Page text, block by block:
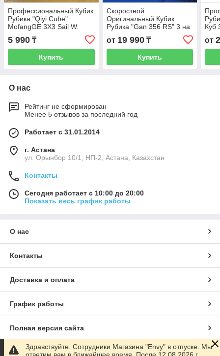
Профессиональный Кубик
Рубика "Qiyi Cube"
MofangGE 3X3 Sail W.
Черный пластик. Куб 3 на
3. Головоломка.
5 990 ₸
Купить
Скоростной
Оригинальный Кубик
Рубика "Gan 356 RS" 3 на
Профессиональный куб
3*3*3. Пазл.
от 19 990₸
Купить
Куб
от
О нас
Рейтинг не сформирован
Менее 5 отзывов за последний год
Работает с 31.01.2014
г. Астана
ул. Орынбор 10/1, НП-2, Астана, Казахстан
Контакты
Сегодня работает с 10:00 до 20:00
Показать весь график работы
О нас
Контакты
Доставка и оплата
График работы
Полная версия сайта
Сайт создан на маркетплейсеSatu.kz
Здравствуйте. Сотрудники Магазина "Envy" в отпуске. Мы